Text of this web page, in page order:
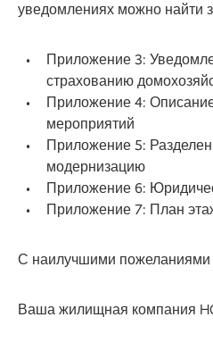
уведомлениях можно найти
Приложение 3:
страхованию
Приложение 4:
мероприятий
Приложение 5:
модернизацию
Приложение 6:
Приложение 7: План
С наилучшими пожеланиями
Ваша жилищная компания